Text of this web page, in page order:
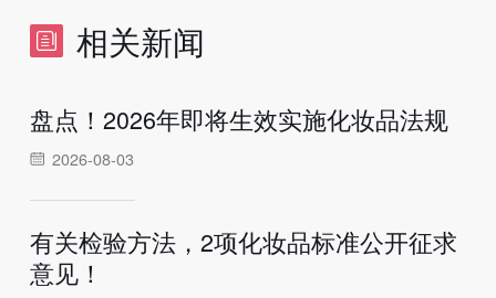
相关新闻
盘点！2026年即将生效实施化妆品法规
2026-08-03
有关检验方法，2项化妆品标准公开征求
意见！